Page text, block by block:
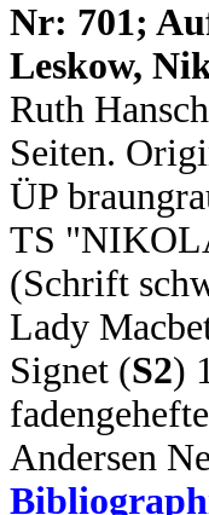
Nr: 701;
Leskow,
Ruth
Seiten.
ÜP
TS
(Schrift
Lady
Signet (S2)
Andersen